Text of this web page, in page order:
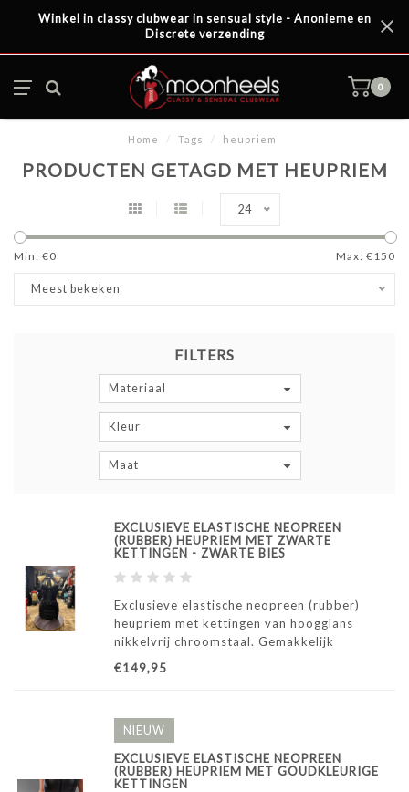
Winkel in classy clubwear in sensual style - Anonieme en
Discrete verzending
0
Home / Tags / heupriem
PRODUCTEN GETAGD MET HEUPRIEM
24
Min: €0 Max: €150
Meest bekeken
FILTERS
Materiaal
Kleur
Maat
EXCLUSIEVE ELASTISCHE NEOPREEN
(RUBBER) HEUPRIEM MET ZWARTE
KETTINGEN - ZWARTE BIES
Exclusieve elastische neopreen (rubber)
heupriem met kettingen van hoogglans
nikkelvrij chroomstaal. Gemakkelijk
verstelbaar van maten S t/m XL.
€149,95
NIEUW
EXCLUSIEVE ELASTISCHE NEOPREEN
(RUBBER) HEUPRIEM MET GOUDKLEURIGE
KETTINGEN